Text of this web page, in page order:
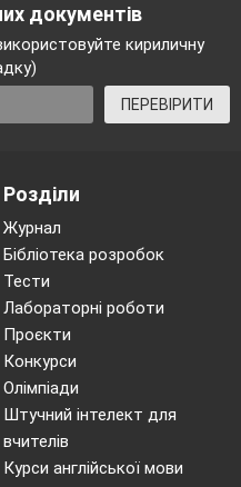
документів
кириличну
ПЕРЕВІРИТИ
Розділи
Журнал
Бібліотека розробок
Тести
Лабораторні роботи
Проєкти
Конкурси
Олімпіади
Штучний інтелект для
вчителів
Курси англійської мови